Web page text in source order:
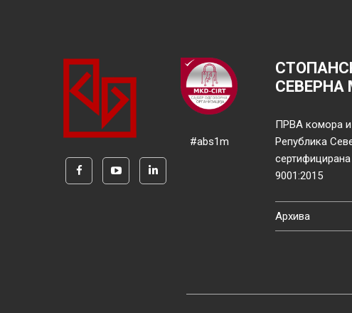
#abs1m
СЕВЕРНА
ПРВА комора и
Република
9001:2015
Архива